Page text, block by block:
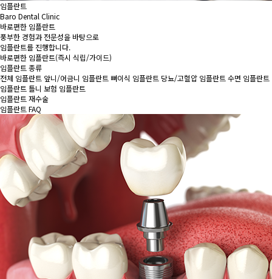
임플란트
Baro Dental Clinic
바로편한 임플란트
풍부한 경험과 전문성을 바탕으로
임플란트를 진행합니다.
바로편한 임플란트(즉시 식립/가이드)
임플란트 종류
전체 임플란트 앞니/어금니 임플란트 뼈이식 임플란트 당뇨/고혈압 임플란트수면 임플란트
임플란트 틀니 보험 임플란트
임플란트 재수술
임플란트 FAQ